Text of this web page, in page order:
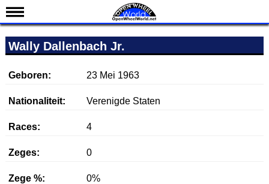
Nieuws
Kalender
Uitslagen
Teams
IndyCar 101
Indy 500
Wally Dallenbach Jr.
Geboren: 23 Mei 1963
Nationaliteit: Verenigde Staten
Races: 4
Zeges: 0
Zege %: 0%